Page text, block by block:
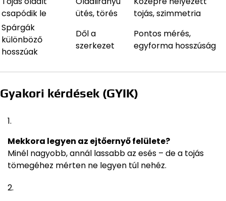
csapódik le
ütés, törés
tojás, szimmetria
Spárgák
különböző
hosszúak
Dől a
szerkezet
Pontos mérés,
egyforma hosszúság
Gyakori kérdések (GYIK)
Mekkora legyen az ejtőernyő felülete?
Minél nagyobb, annál lassabb az esés – de a tojás
tömegéhez mérten ne legyen túl nehéz.